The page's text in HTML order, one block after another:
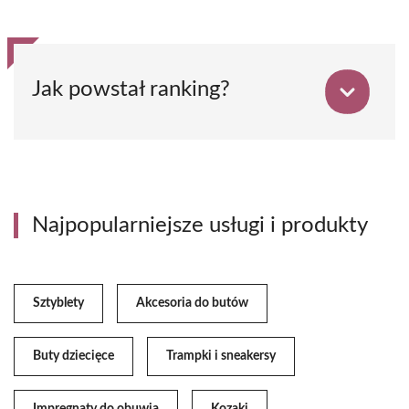
Jak powstał ranking?
Najpopularniejsze usługi i produkty
Sztyblety Akcesoria do butów
Buty dziecięce Trampki i sneakersy